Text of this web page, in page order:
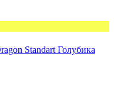
Standart Голубика